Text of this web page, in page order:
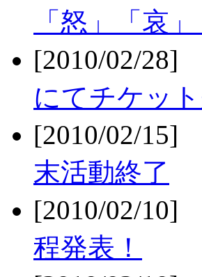
「怒」「哀
[2010/02/28]
にてチケッ
[2010/02/15]
末活動終了
[2010/02/10]
程発表！